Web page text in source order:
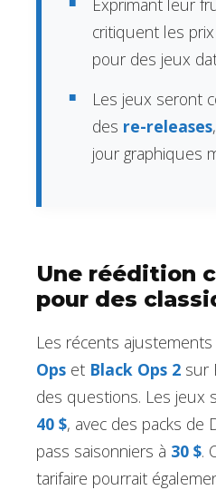
critiquent les
pour des jeux
Les jeux seront
des re-releases
jour graphiques
Une réédition
pour des
Les récents
Ops et Black Ops 2 sur
des questions. Les jeux
40 $, avec des packs de
pass saisonniers à 30 $.
tarifaire pourrait